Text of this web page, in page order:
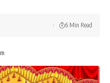
6 Min Read